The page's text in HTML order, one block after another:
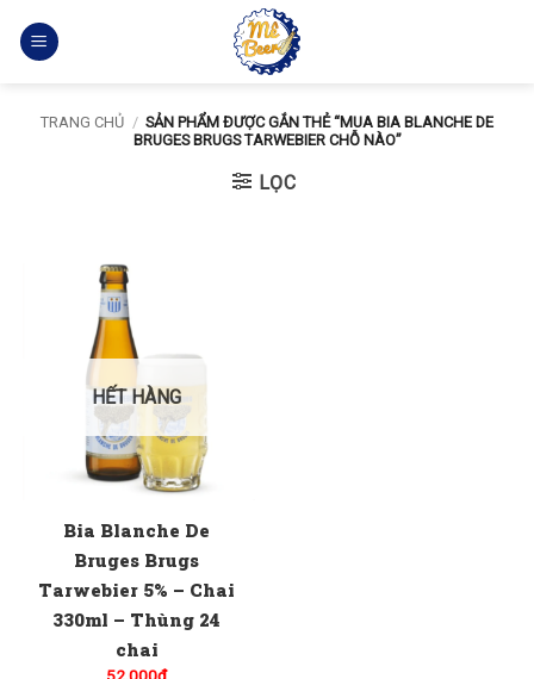
qua
TRANG CHỦ / SẢN PHẨM ĐƯỢC GẮN THẺ “MUA BIA BLANCHE DE
BRUGES BRUGS TARWEBIER CHỖ NÀO”
LỌC
HẾT HÀNG
Bia Blanche De
Bruges Brugs
Tarwebier 5% – Chai
330ml – Thùng 24
chai
52.000₫